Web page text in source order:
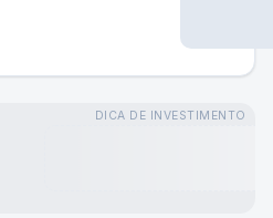
DICA DE INVESTIMENTO